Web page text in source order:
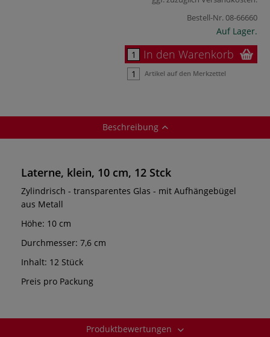
Bestell-Nr.08-66660
Auf Lager.
In den Warenkorb
Artikel auf den Merkzettel
Beschreibung
Laterne, klein, 10 cm, 12 Stck
Zylindrisch - transparentes Glas - mit Aufhängebügel
aus Metall
Höhe: 10 cm
Durchmesser: 7,6 cm
Inhalt: 12 Stück
Preis pro Packung
Produktbewertungen